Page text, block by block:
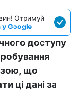
Отримуй
у Google
доступу
що
ці дані за